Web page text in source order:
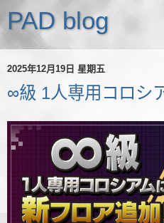
PAD blog
2025年12月19日 星期五
∞級 1人専用コロシ